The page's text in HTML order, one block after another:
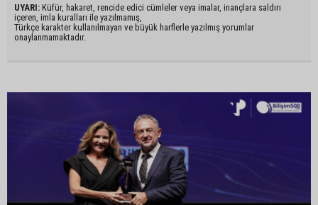
UYARI: Küfür, hakaret, rencide edici cümleler veya imalar, inançlara saldırı
içeren, imla kuralları ile yazılmamış,
Türkçe karakter kullanılmayan ve büyük harflerle yazılmış yorumlar
onaylanmamaktadır.